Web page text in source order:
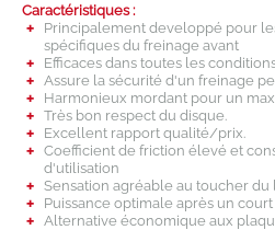
Caractéristiques :
Principalement developpé pour
spécifiques du freinage avant
Efficaces dans toutes les
Assure la sécurité d'un freinage
Harmonieux mordant pour un
Très bon respect du disque.
Excellent rapport qualité/prix.
Coefficient de friction élevé et
d'utilisation
Sensation agréable au toucher du
Puissance optimale après un
Alternative économique aux